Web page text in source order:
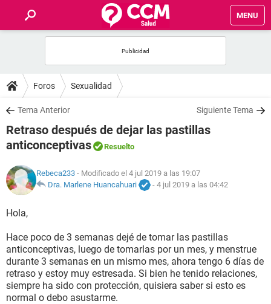
MENU
FOROS
SALUD
FAMILIA
NUTRICIÓN
SEXUALIDAD
GLOSARIO
Foros Sexualidad
Tema Anterior Siguiente Tema
Retraso después de dejar las pastillas
anticonceptivas
Resuelto
Rebeca233 - Modificado el 4 jul 2019 a las 19:07
Dra. Marlene Huancahuari
- 4 jul 2019 a las 04:42
Hola,
Hace poco de 3 semanas dejé de tomar las pastillas
anticonceptivas, luego de tomarlas por un mes, y menstrue
durante 3 semanas en un mismo mes, ahora tengo 6 días de
retraso y estoy muy estresada. Si bien he tenido relaciones,
siempre ha sido con protección, quisiera saber si esto es
normal o debo asustarme.